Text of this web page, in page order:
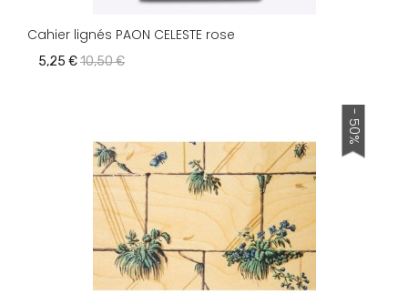
Cahier lignés PAON CELESTE rose
5,25 €10,50 €
- 50%